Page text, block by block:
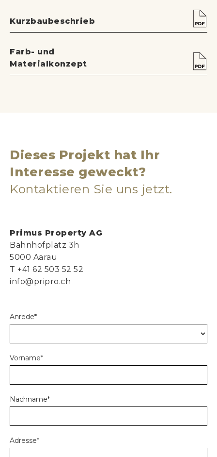
Kurzbaubeschrieb
Farb- und
Materialkonzept
Dieses Projekt hat Ihr
Interesse geweckt?
Kontaktieren Sie uns jetzt.
Primus Property AG
Bahnhofplatz 3h
5000 Aarau
T +41 62 503 52 52
info@pripro.ch
Anrede*
Vorname*
Nachname*
Adresse*